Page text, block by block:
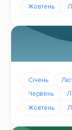
Жовтень
Січень
Червень
Жовтень